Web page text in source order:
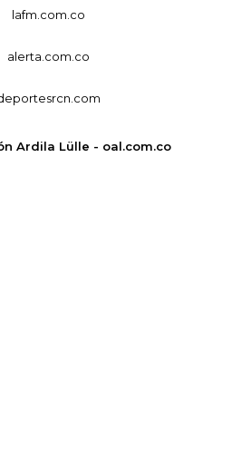
lafm.com.co
alerta.com.co
Ardila Lülle - oal.com.co